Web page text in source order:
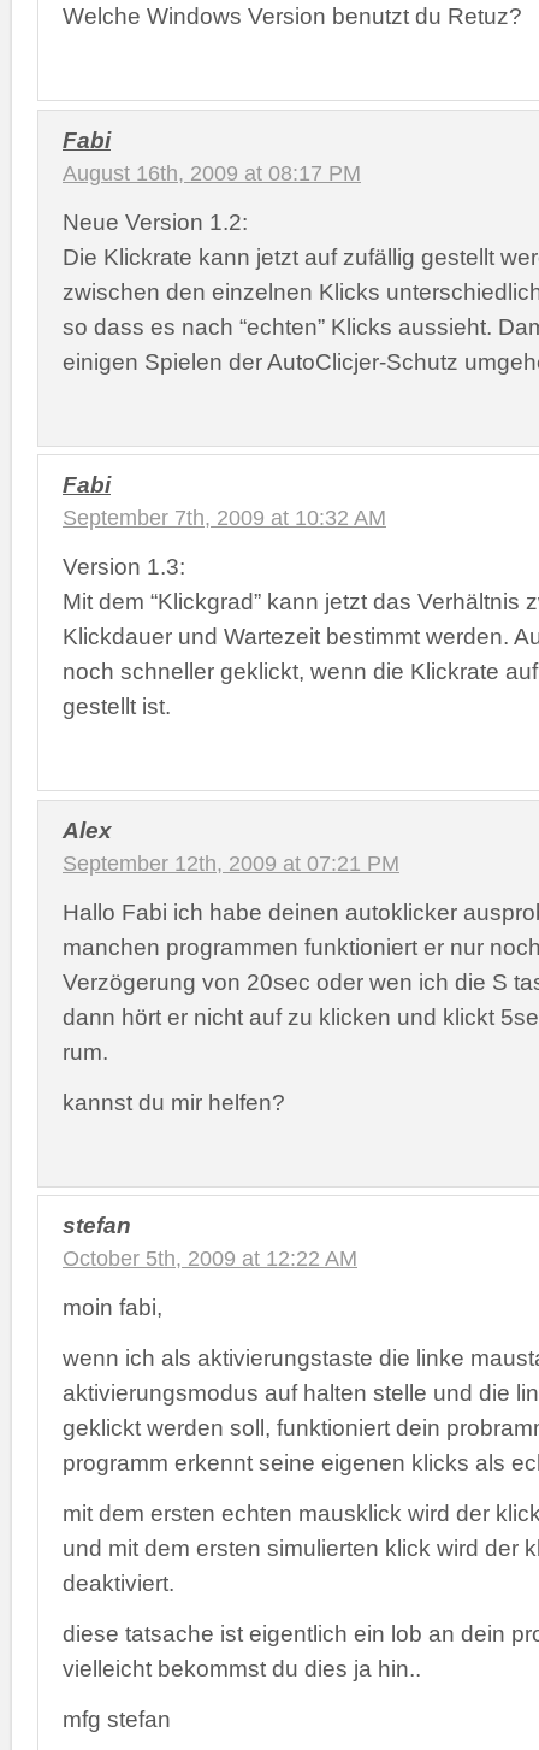
Welche Windows Version benutzt du Retuz?
Fabi
August 16th, 2009 at 08:17 PM
Neue Version 1.2:
Die Klickrate kann jetzt auf zufällig gestellt
zwischen den einzelnen Klicks
so dass es nach “echten” Klicks aussieht.
einigen Spielen der AutoClicjer-Schutz
Fabi
September 7th, 2009 at 10:32 AM
Version 1.3:
Mit dem “Klickgrad” kann jetzt das Verhältnis
Klickdauer und Wartezeit bestimmt werden.
noch schneller geklickt, wenn die Klickrate auf
gestellt ist.
Alex
September 12th, 2009 at 07:21 PM
Hallo Fabi ich habe deinen autoklicker
manchen programmen funktioniert er nur
Verzögerung von 20sec oder wen ich die S
dann hört er nicht auf zu klicken und klickt
rum.
kannst du mir helfen?
stefan
October 5th, 2009 at 12:22 AM
moin fabi,
wenn ich als aktivierungstaste die linke
aktivierungsmodus auf halten stelle und die
geklickt werden soll, funktioniert dein
programm erkennt seine eigenen klicks als
mit dem ersten echten mausklick wird der
und mit dem ersten simulierten klick wird der
deaktiviert.
diese tatsache ist eigentlich ein lob an dein
vielleicht bekommst du dies ja hin..
mfg stefan